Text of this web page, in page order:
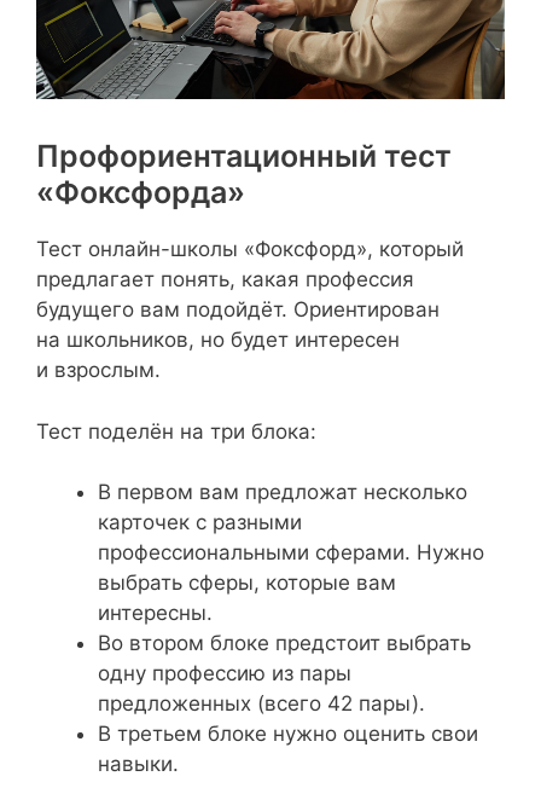
Профориентационный тест
«Фоксфорда»
Тест онлайн-школы «Фоксфорд», который
предлагает понять, какая профессия
будущего вам подойдёт. Ориентирован
на школьников, но будет интересен
и взрослым.
Тест поделён на три блока:
В первом вам предложат несколько
карточек с разными
профессиональными сферами. Нужно
выбрать сферы, которые вам
интересны.
Во втором блоке предстоит выбрать
одну профессию из пары
предложенных (всего 42 пары).
В третьем блоке нужно оценить свои
навыки.